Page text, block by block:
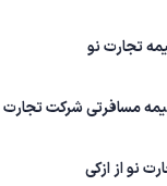
تجارت نو
مسافرتی شرکت تجارت
نو از ازکی